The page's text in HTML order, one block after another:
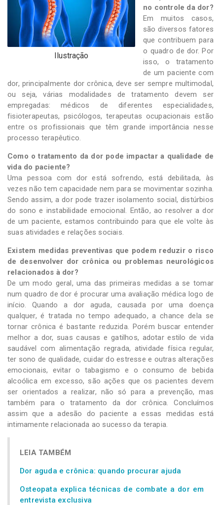
Ilustração
no controle da dor?
Em muitos casos,
são diversos fatores
que contribuem para
o quadro de dor. Por
isso, o tratamento
de um paciente com
dor, principalmente dor crônica, deve ser sempre multimodal,
ou seja, várias modalidades de tratamento devem ser
empregadas: médicos de diferentes especialidades,
fisioterapeutas, psicólogos, terapeutas ocupacionais estão
entre os profissionais que têm grande importância nesse
processo terapêutico.
Como o tratamento da dor pode impactar a qualidade de
vida do paciente?
Uma pessoa com dor está sofrendo, está debilitada, às
vezes não tem capacidade nem para se movimentar sozinha.
Sendo assim, a dor pode trazer isolamento social, distúrbios
do sono e instabilidade emocional. Então, ao resolver a dor
de um paciente, estamos contribuindo para que ele volte às
suas atividades e relações sociais.
Existem medidas preventivas que podem reduzir o risco
de desenvolver dor crônica ou problemas neurológicos
relacionados à dor?
De um modo geral, uma das primeiras medidas a se tomar
num quadro de dor é procurar uma avaliação médica logo de
início. Quando a dor aguda, causada por uma doença
qualquer, é tratada no tempo adequado, a chance dela se
tornar crônica é bastante reduzida. Porém buscar entender
melhor a dor, suas causas e gatilhos, adotar estilo de vida
saudável com alimentação regrada, atividade física regular,
ter sono de qualidade, cuidar do estresse e outras alterações
emocionais, evitar o tabagismo e o consumo de bebida
alcoólica em excesso, são ações que os pacientes devem
ser orientados a realizar, não só para a prevenção, mas
também para o tratamento da dor crônica. Concluímos
assim que a adesão do paciente a essas medidas está
intimamente relacionada ao sucesso da terapia.
LEIA TAMBÉM
Dor aguda e crônica: quando procurar ajuda
Osteopata explica técnicas de combate a dor em
entrevista exclusiva